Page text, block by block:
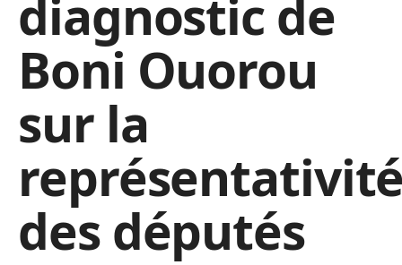
diagnostic de
Boni Ouorou
sur la
des députés